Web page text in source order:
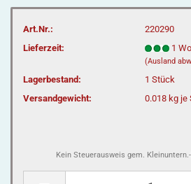
Art.Nr.:
220290
Lieferzeit:
1
(Ausland
Lagerbestand: 1Stück
Versandgewicht:
0.018 kg je
Kein Steuerausweis gem.